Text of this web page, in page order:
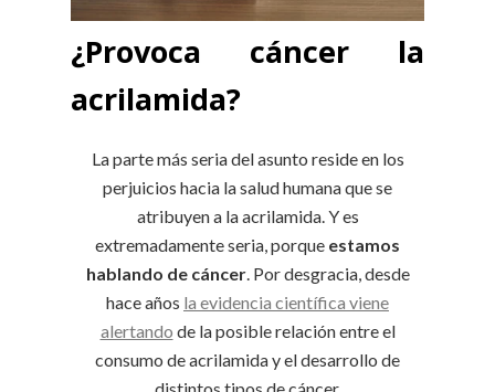
¿Provoca cáncer la
acrilamida?
La parte más seria del asunto reside en los
perjuicios hacia la salud humana que se
atribuyen a la acrilamida. Y es
extremadamente seria, porque estamos
hablando de cáncer. Por desgracia, desde
hace años la evidencia científica viene
alertando de la posible relación entre el
consumo de acrilamida y el desarrollo de